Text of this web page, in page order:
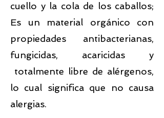
cuello y la cola de los caballos;
Es un material orgánico con
propiedades antibacterianas,
fungicidas, acaricidas y
totalmente libre de alérgenos,
lo cual significa que no causa
alergias.